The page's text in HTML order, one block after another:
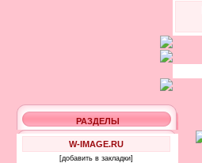
РАЗДЕЛЫ
W-IMAGE.RU
[добавить в закладки]